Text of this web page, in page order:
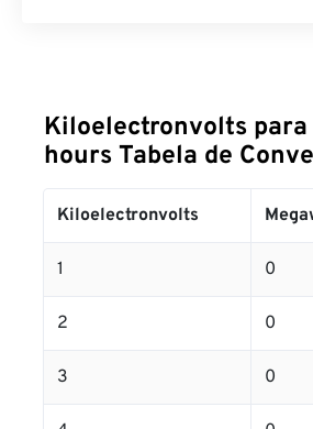
Kiloelectronvolts para
hours Tabela de
Kiloelectronvolts
1 0
2 0
3 0